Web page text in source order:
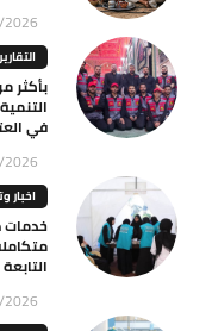
في
اخبار
خدمات